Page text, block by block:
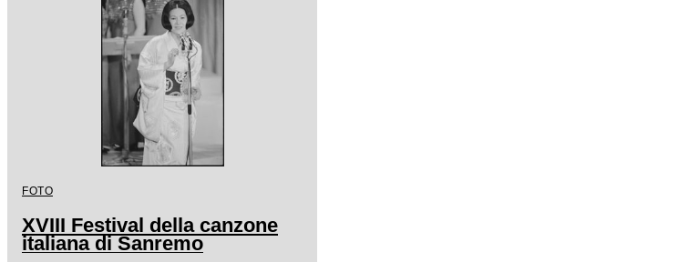
FOTO
XVIII Festival della canzone
italiana di Sanremo